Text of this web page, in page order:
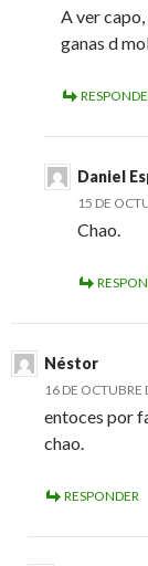
A ver
ganas d
Daniel
15 DE
Chao.
Néstor
16 DE
entoces por
chao.
RESPONDER